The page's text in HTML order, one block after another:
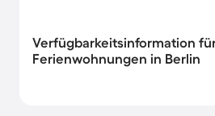
Verfügbarkeitsinformation
Ferienwohnungen in Berlin